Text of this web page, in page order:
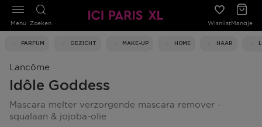
Zoeken WishlistMandje
PARFUM GEZICHT MAKE-UP HOME HAAR
Menu
Lancôme
Idôle Goddess
mascara melter verzorgende mascara remover -
squalaan & jojoba-olie